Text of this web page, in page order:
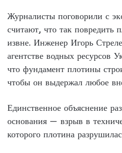
Журналисты поговорили с
считают, что так повредить
извне. Инженер Игорь
агентстве водных ресурсов
что фундамент плотины
чтобы он выдержал любое
Единственное объяснение
основания — взрыв в
которого плотина